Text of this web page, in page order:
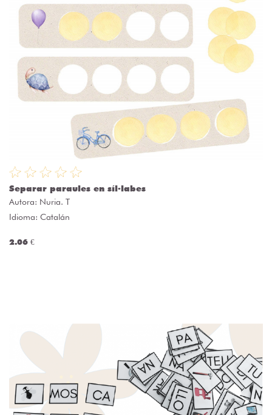
Separar paraules en síl·labes
Autora: Nuria. T
Idioma: Catalán
2.06 €